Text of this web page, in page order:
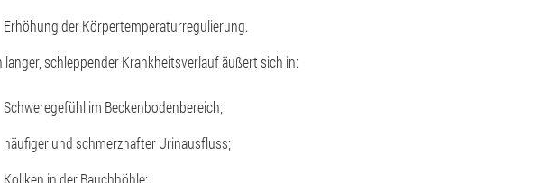
Erhöhung der Körpertemperaturregulierung.
langer, schleppender Krankheitsverlauf äußert sich in:
Schweregefühl im Beckenbodenbereich;
häufiger und schmerzhafter Urinausfluss;
Koliken in der Bauchhöhle;